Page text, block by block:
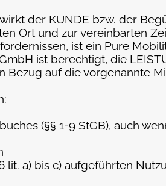
der KUNDE bzw. der
Ort und zur vereinbarten
ist ein Pure
ist berechtigt, die
auf die vorgenannte
(§§ 1-9 StGB), auch
a) bis c) aufgeführten